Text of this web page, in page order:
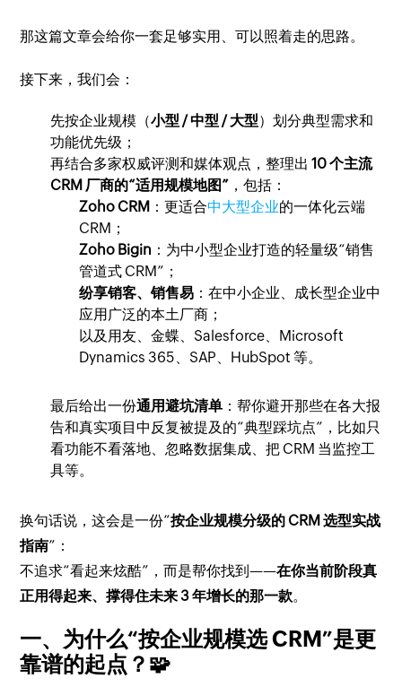
那这篇文章会给你一套足够实用、可以照着走的思路。
接下来，我们会：
先按企业规模（小型 / 中型 / 大型）划分典型需求和
功能优先级；
再结合多家权威评测和媒体观点，整理出10 个主流
CRM 厂商的“适用规模地图” ，包括：
Zoho CRM ：更适合中大型企业的一体化云端
CRM；
Zoho Bigin ：为中小型企业打造的轻量级“销售
管道式 CRM”；
纷享销客、销售易 ：在中小企业、成长型企业中
应用广泛的本土厂商；
以及用友、金蝶、Salesforce、Microsoft
Dynamics 365、SAP、HubSpot 等。
最后给出一份通用避坑清单 ：帮你避开那些在各大报
告和真实项目中反复被提及的“典型踩坑点”，比如只
看功能不看落地、忽略数据集成、把 CRM 当监控工
具等。
换句话说，这会是一份“按企业规模分级的 CRM 选型实战
指南”：
不追求“看起来炫酷”，而是帮你找到——在你当前阶段真
正用得起来、撑得住未来 3 年增长的那一款。
一、为什么“按企业规模选 CRM”是更
靠谱的起点？🧩